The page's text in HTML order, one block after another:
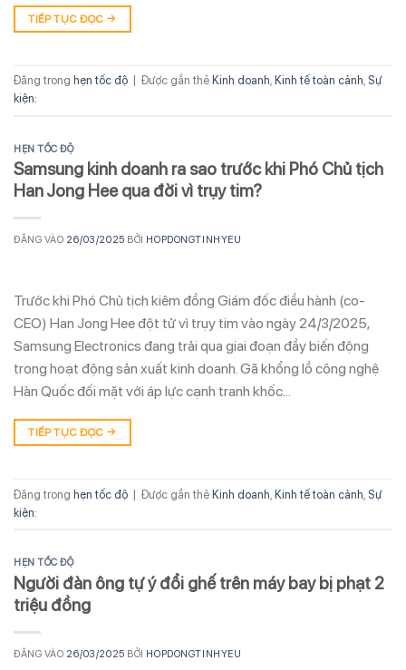
TIẾP TỤC ĐỌC →
Đăng trong hẹn tốc độ Được gắn thẻ Kinh doanh Kinh tế toàn cảnh Sự
kiện:
HẸN TỐC ĐỘ
Samsung kinh doanh ra sao trước khi Phó Chủ tịch
Han Jong Hee qua đời vì trụy tim?
ĐĂNG VÀO 26/03/2025 BỞI HOPDONGTINHYEU
Trước khi Phó Chủ tịch kiêm đồng Giám đốc điều hành (co-
CEO) Han Jong Hee đột tử vì trụy tim vào ngày 24/3/2025,
Samsung Electronics đang trải qua giai đoạn đầy biến động
trong hoạt động sản xuất kinh doanh. Gã khổng lồ công nghệ
Hàn Quốc đối mặt với áp lực cạnh tranh khốc…
TIẾP TỤC ĐỌC →
Đăng trong hẹn tốc độ | Được gắn thẻ Kinh doanh Kinh tế toàn cảnh Sự
kiện:
HẸN TỐC ĐỘ
Người đàn ông tự ý đổi ghế trên máy bay bị phạt 2
triệu đồng
ĐĂNG VÀO 26/03/2025 BỞI HOPDONGTINHYEU